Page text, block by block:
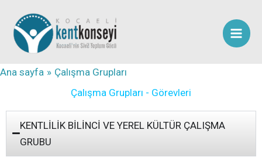
atla
Ana sayfa
Çalışma Grupları
Çalışma Grupları - Görevleri
KENTLİLİK BİLİNCİ VE YEREL KÜLTÜR ÇALIŞMA
GRUBU